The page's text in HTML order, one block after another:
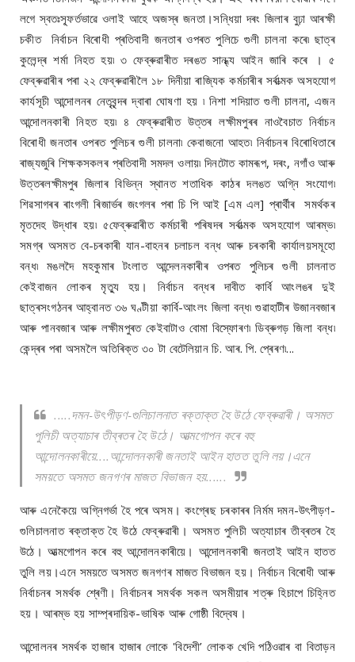
লগে স্বতঃস্ফূৰ্তভাৱে ওলাই আহে অজস্ৰ জনতা।সন্ধিয়া দৰং জিলাৰ বুঢ়া আৰক্ষী
চকীত নিৰ্বাচন বিৰোধী প্ৰতিবাদী জনতাৰ ওপৰত পুলিচে গুলী চালনা কৰে৷ ছাত্ৰ
কুলেন্দ্ৰ শৰ্মা নিহত হয়৷ ৩ ফেব্ৰুৱাৰীত দৰঙত সান্ধ্য আইন জাৰি কৰে । ৫
ফেব্ৰুৱাৰীৰ পৰা ২২ ফেব্ৰুৱাৰীলৈ ১৮ দিনীয়া ৰাজ্যিক কৰ্মচাৰীৰ সৰ্বাত্মক অসহযোগ
কাৰ্যসূচী আন্দোলনৰ নেতৃবৃন্দৰ দ্বাৰা ঘোষণা হয় ৷ নিশা শদিয়াত গুলী চালনা, এজন
আন্দোলনকাৰী নিহত হয়৷ ৪ ফেব্ৰুৱাৰীত উত্তৰ লক্ষীমপুৰৰ নাওবৈচাত নিৰ্বাচন
বিৰোধী জনতাৰ ওপৰত পুলিচৰ গুলী চালনা৷ কেবাজনো আহত৷ নিৰ্বাচনৰ বিৰোধিতাৰে
ৰাজ্যজুৰি শিক্ষকসকলৰ প্ৰতিবাদী সমদল ওলায়৷ দিনটোত কামৰূপ, দৰং, নগাঁও আৰু
উত্তৰলক্ষীমপুৰ জিলাৰ বিভিন্ন স্থানত শতাধিক কাঠৰ দলঙত অগ্নি সংযোগ৷
শিৱসাগৰৰ ৰাংগলী ৰিজাৰ্ভৰ জংগলৰ পৰা চি পি আই [এম এল] প্ৰাৰ্থীৰ সমৰ্থকৰ
মৃতদেহ উদ্ধাৰ হয়৷ ৫ফেব্ৰুৱাৰীত কৰ্মচাৰী পৰিষদৰ সৰ্বাত্মক অসহযোগ আৰম্ভ৷
সমগ্ৰ অসমত বে-চৰকাৰী যান-বাহনৰ চলাচল বন্ধ আৰু চৰকাৰী কাৰ্যালয়সমূহো
বন্ধ৷ মঙলদৈ মহকুমাৰ টংলাত আন্দেলনকাৰীৰ ওপৰত পুলিচৰ গুলী চালনাত
কেইবাজন লোকৰ মৃত্যু হয়। নিৰ্বাচন বন্ধৰ দাবীত কাৰ্বি আংলঙৰ দুই
ছাত্ৰসংগঠনৰ আহ্বানত ৩৬ ঘণ্টীয়া কাৰ্বি-আংলং জিলা বন্ধ৷ গুৱাহাটীৰ উজানবজাৰ
আৰু পানবজাৰ আৰু লক্ষীমপুৰত কেইবাটাও বোমা বিস্ফোৰণ৷ ডিব্ৰুগড় জিলা বন্ধ৷
কেন্দ্ৰৰ পৰা অসমলৈ অতিৰিক্ত ৩০ টা বেটেলিয়ান চি. আৰ. পি. প্ৰেৰণ৷...
.....দমন-উৎপীড়ণ-গুলিচালনাত ৰক্তাক্ত হৈ উঠে ফেব্ৰুৱাৰী। অসমত
পুলিচী অত্যাচাৰ তীব্ৰতৰ হৈ উঠে। আত্মগোপন কৰে বহু
আন্দোলনকাৰীয়ে....আন্দোলনকাৰী জনতাই আইন হাতত তুলি লয়।এনে
সময়তে অসমত জনগণৰ মাজত বিভাজন হয়......
আৰু এনেকৈয়ে অগ্নিগৰ্ভা হৈ পৰে অসম। কংগ্ৰেছ চৰকাৰৰ নিৰ্মম দমন-উৎপীড়ণ-
গুলিচালনাত ৰক্তাক্ত হৈ উঠে ফেব্ৰুৱাৰী। অসমত পুলিচী অত্যাচাৰ তীব্ৰতৰ হৈ
উঠে। আত্মগোপন কৰে বহু আন্দোলনকাৰীয়ে। আন্দোলনকাৰী জনতাই আইন হাতত
তুলি লয়।এনে সময়তে অসমত জনগণৰ মাজত বিভাজন হয়। নিৰ্বাচন বিৰোধী আৰু
নিৰ্বাচনৰ সমৰ্থক শ্ৰেণী। নিৰ্বাচনৰ সমৰ্থক সকল অসমীয়াৰ শত্ৰু হিচাপে চিহ্নিত
হয়। আৰম্ভ হয় সাম্প্ৰদায়িক-ভাষিক আৰু গোষ্ঠী বিদ্বেষ।
আন্দোলনৰ সমৰ্থক হাজাৰ হাজাৰ লোকে 'বিদেশী’ লোকক খেদি পঠিওৱাৰ বা বিতাড়ন